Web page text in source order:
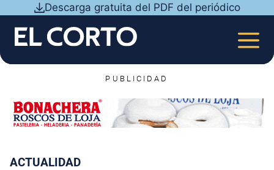
contenido
Descarga gratuita del PDF del periódico
PUBLICIDAD
ACTUALIDAD